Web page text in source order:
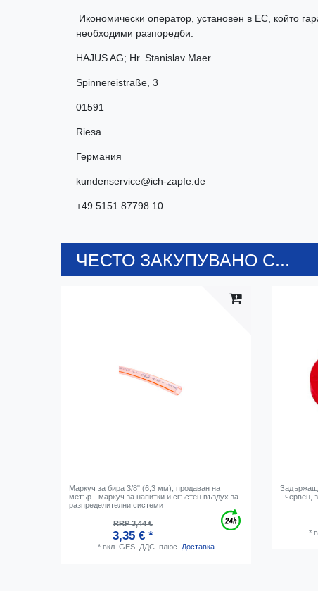
Икономически оператор, установен в ЕС, който
необходими разпоредби.
HAJUS AG; Hr. Stanislav Maer
Spinnereistraße 3
01591
Riesa
Германия
kundenservice@ich-zapfe.de
+49 5151 87798 10
ЧЕСТО ЗАКУПУВАНО С...
Маркуч за бира 3/8" (6,3 мм), продаван на
метър - маркуч за напитки и сгъстен въздух за
разпределителни системи
RRP 3,44 €
3,35 € *
* вкл. GES. ДДС. плюс. Доставка
Задържащ
- червен,
*